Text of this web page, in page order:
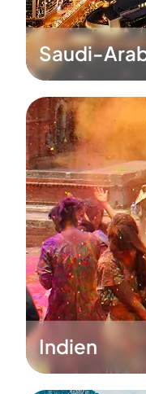
Saudi-
Indien